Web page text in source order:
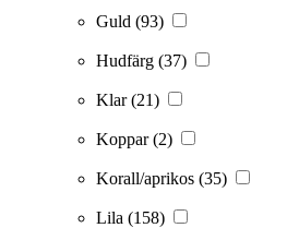
Guld (93)
Hudfärg (37)
Klar(21)
Koppar(2)
Korall/aprikos (35)
Lila (158)